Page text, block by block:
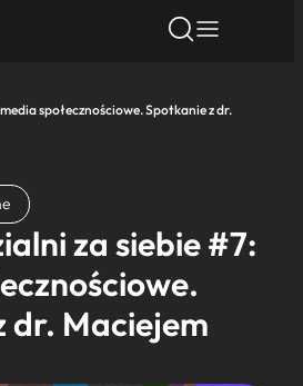
Znajdź artykuł Znajdź
społecznościowe. Spotkanie z dr.
za siebie #7:
dr. Maciejem